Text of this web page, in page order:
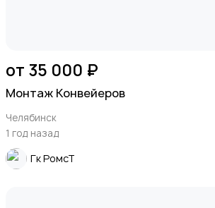
от 35 000 ₽
Монтаж Конвейеров
Челябинск
1 год назад
Гк РомсТ